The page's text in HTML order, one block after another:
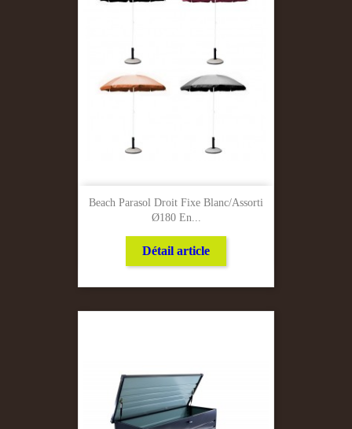
Beach Parasol Droit Fixe Blanc/Assorti
Ø180 En...
Détail article